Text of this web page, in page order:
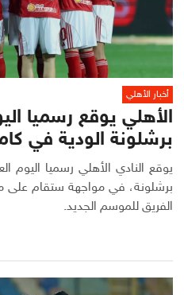
أخبار الأهلي
الأهلي يوقع رسميا
برشلونة الودية في
يوقع النادي الأهلي رسميا اليوم
برشلونة، في مواجهة ستقام
الفريق للموسم الجديد.